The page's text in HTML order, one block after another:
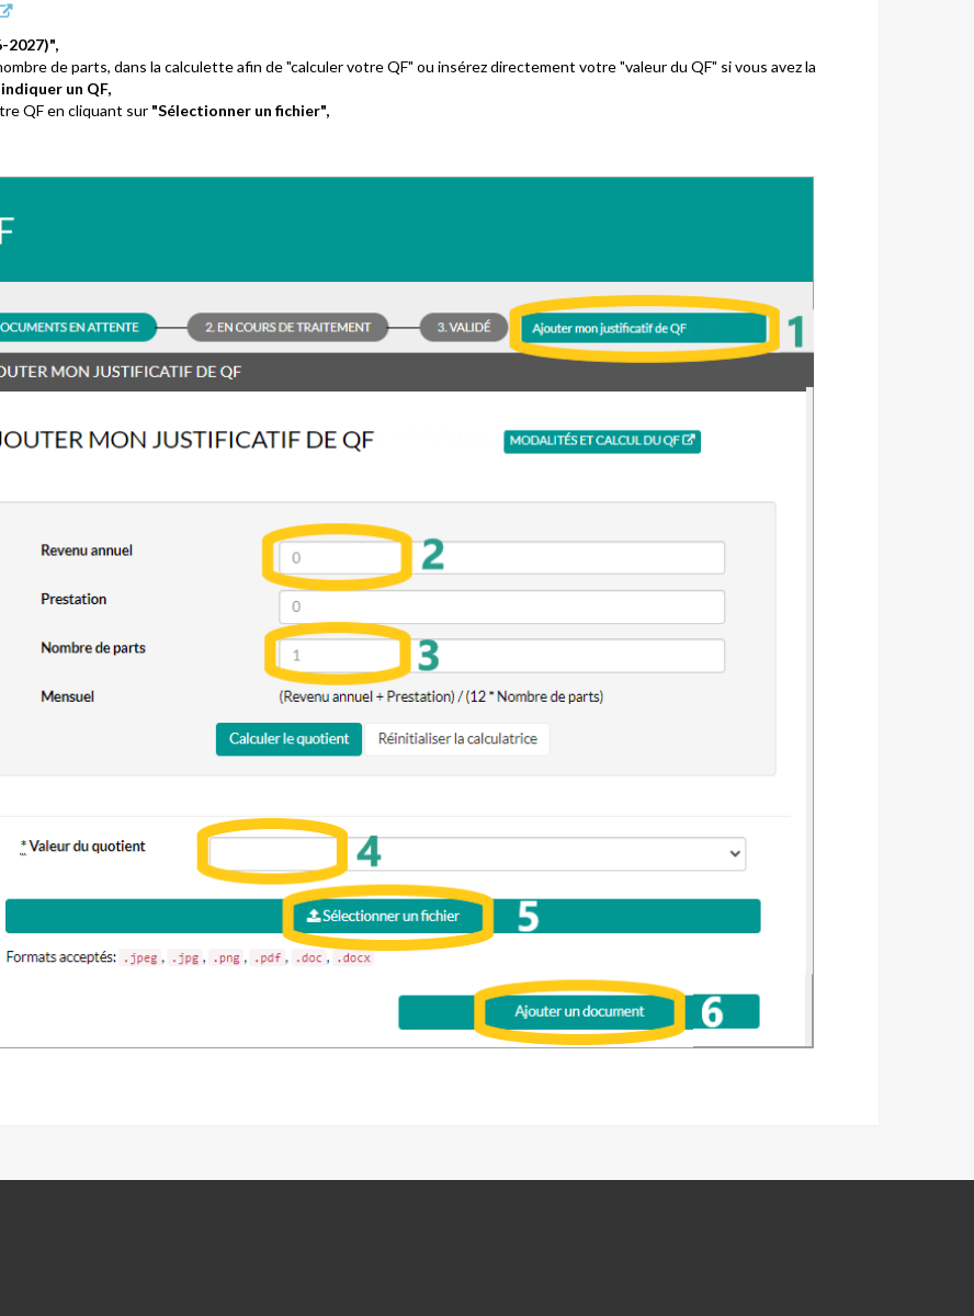
2027)",
de parts, dans la calculette afin de "calculer votre QF" ou insérez directement votre "valeur du QF" si vous avez la
un QF,
QF en cliquant sur "Sélectionner un fichier",